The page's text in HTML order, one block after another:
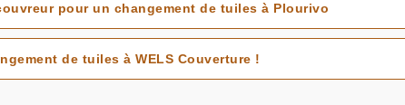
pour un changement de tuiles à Plourivo
de tuiles à WELS Couverture !